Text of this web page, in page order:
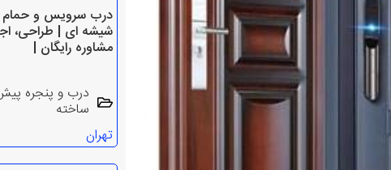
درب سرویس و حمام
شیشه ای | طراحی،
مشاوره رایگان |
درب و پنجره
ساخته
تهران